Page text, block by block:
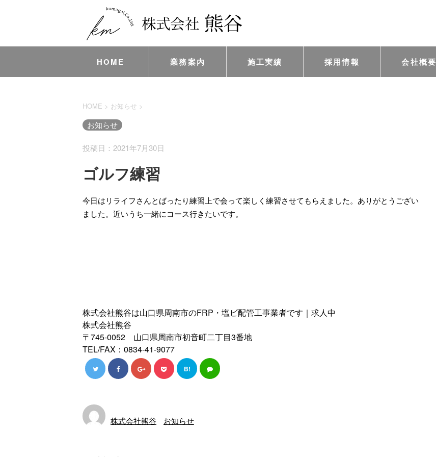
HOME 業務案内 施工実績 採用情報 会社概要
HOME > お知らせ >
お知らせ
投稿日：2021年7月30日
ゴルフ練習
今日はリライフさんとばったり練習上で会って楽しく練習させてもらえました。ありがとうござい
ました。近いうち一緒にコース行きたいです。
株式会社熊谷は山口県周南市のFRP・塩ビ配管工事業者です｜求人中
株式会社熊谷
〒745-0052 山口県周南市初音町二丁目3番地
TEL/FAX：0834-41-9077
B!
株式会社熊谷 お知らせ